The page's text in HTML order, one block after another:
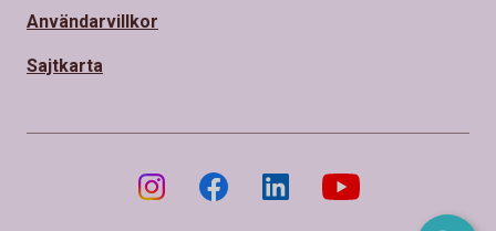
Användarvillkor
Sajtkarta